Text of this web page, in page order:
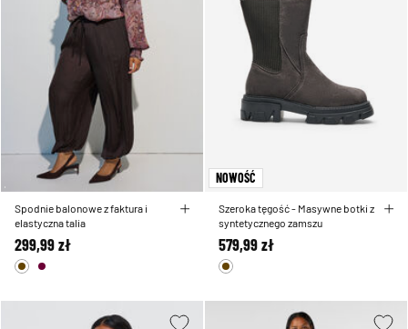
Spodnie balonowe z faktura i
elastyczna talia
299,99 zł
NOWOŚĆ
Szeroka tęgość - Masywne botki z
syntetycznego zamszu
579,99 zł